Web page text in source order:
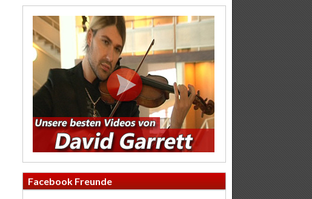
Facebook Freunde